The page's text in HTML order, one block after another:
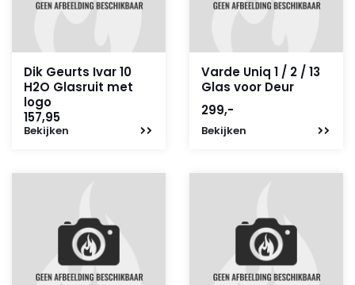
Dik Geurts Ivar 10
H2O Glasruit met
logo
157,95
Bekijken
Varde Uniq 1 / 2 / 13
Glas voor Deur
299,-
Bekijken